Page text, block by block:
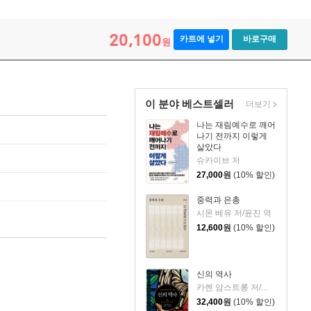
20,100원 카트에 넣기 바로구매
이 분야 베스트셀러
나는 재림예수로 깨어
나기 전까지 이렇게
살았다
슈카이브 저
27,000원 (10% 할인)
중력과 은총
시몬 베유 저/윤진 역
12,600원 (10% 할인)
신의 역사
카렌 암스트롱 저/배국원,유지황 공역
32,400원 (10% 할인)
더보기